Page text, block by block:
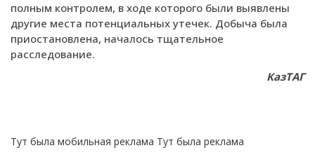
полным контролем, в ходе которого были выявлены
другие места потенциальных утечек. Добыча была
приостановлена, началось тщательное
расследование.
КазТАГ
Тут была мобильная реклама Тут была реклама